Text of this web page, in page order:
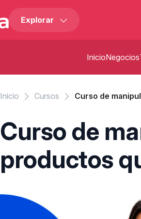
Explorar
InicioNegocios
Inicio Cursos Curso de
Curso de
productos